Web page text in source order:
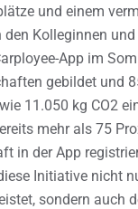
und einem
Kolleginnen
App im
gebildet und
11.050 kg CO2
mehr als 75
in der App
Initiative nicht
sondern auch